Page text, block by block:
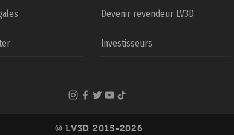
Devenir revendeur LV3D
Investisseurs
© LV3D 2015-2026